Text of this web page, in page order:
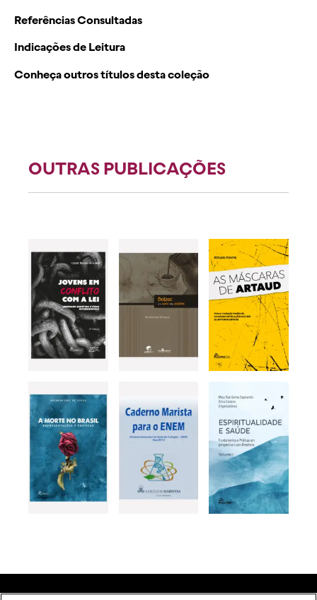
Referências Consultadas
Indicações de Leitura
Conheça outros títulos desta coleção
OUTRAS PUBLICAÇÕES